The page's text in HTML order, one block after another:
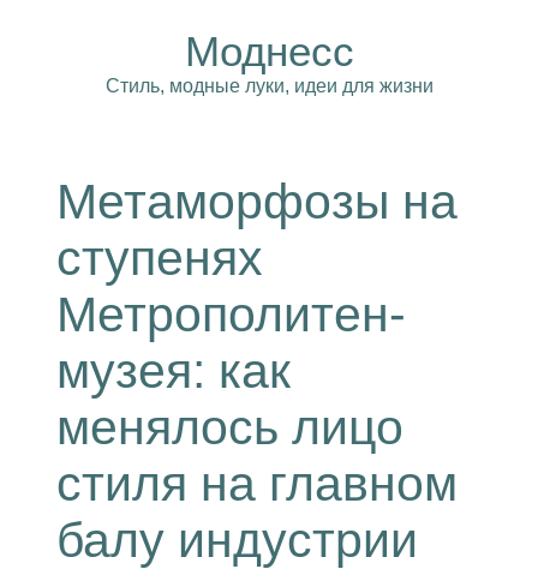
Моднесс
Стиль, модные луки, идеи для жизни
Метаморфозы на
ступенях
Метрополитен-
музея: как
менялось лицо
стиля на главном
балу индустрии